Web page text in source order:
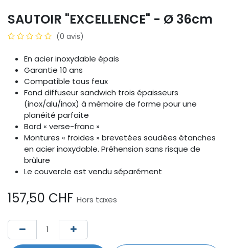
SAUTOIR "EXCELLENCE" - Ø 36cm
(0 avis)
En acier inoxydable épais
Garantie 10 ans
Compatible tous feux
Fond diffuseur sandwich trois épaisseurs
(inox/alu/inox) à mémoire de forme pour une
planéité parfaite
Bord « verse-franc »
Montures « froides » brevetées soudées étanches
en acier inoxydable. Préhension sans risque de
brûlure
Le couvercle est vendu séparément
157,50 CHF Hors taxes